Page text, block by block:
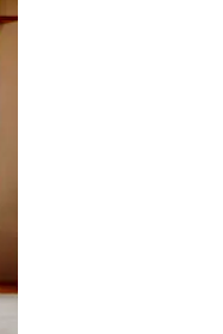
y deslizando la pantalla.